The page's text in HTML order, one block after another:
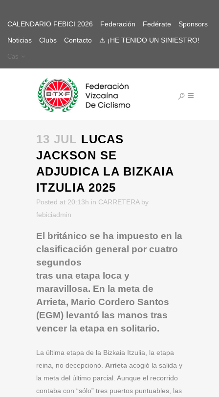
CALENDARIO FEBICI 2026 Federación Fedérate Sponsors
Noticias Clubs Contacto ⚠ ¡HE TENIDO UN SINIESTRO!
Cas
13 JUL LUCAS
JACKSON SE
ADJUDICA LA BIZKAIA
ITZULIA 2025
Posted at 20:13h in CARRETERA by
febiciadmin
El británico se ha impuesto en la
clasificación general por cuatro
segundos
tras una etapa loca y
maravillosa. En la meta de
Arrieta, Mario Cordero Santos
(EGM) levantó las manos tras
vencer la etapa en solitario.
La última etapa de la Bizkaia Itzulia, la etapa
reina, no decepcionó. Arrieta acogió la salida y
la meta del último parcial. Aunque el recorrido
contaba con “sólo” tres puertos puntuables, las